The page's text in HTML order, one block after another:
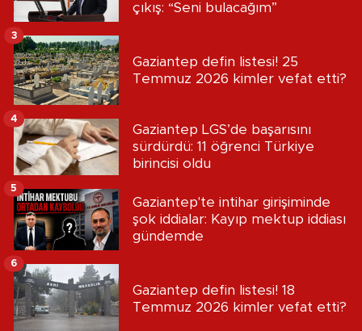
çıkış: “Seni bulacağım”
Gaziantep defin listesi! 25
Temmuz 2026 kimler vefat etti?
3
Gaziantep LGS’de başarısını
sürdürdü: 11 öğrenci Türkiye
birincisi oldu
4
Gaziantep'te intihar girişiminde
şok iddialar: Kayıp mektup iddiası
gündemde
5
Gaziantep defin listesi! 18
Temmuz 2026 kimler vefat etti?
6